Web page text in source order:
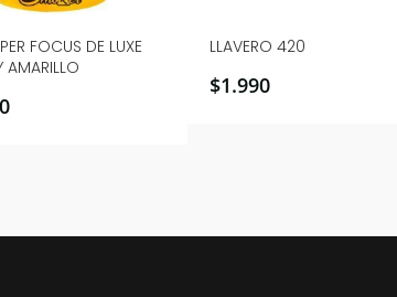
FOCUS DE LUXE
AMARILLO
LLAVERO 420
$1.990